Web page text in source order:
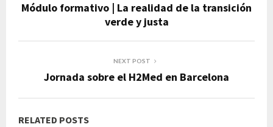
Módulo formativo | La realidad de la transición
verde y justa
NEXT POST
Jornada sobre el H2Med en Barcelona
RELATED POSTS